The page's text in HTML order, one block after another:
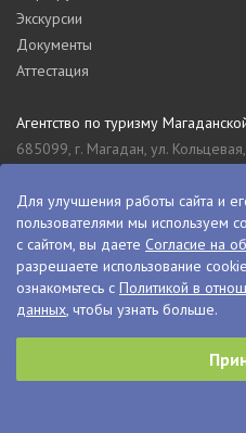
Экскурсии
Документы
Аттестация
Агентство по туризму
685099, г. Магадан, ул.
8 (4132) 61-76-67
Туристский информационный
685000, г. Магадан, ул.
visitkolyma@mail.ru
+7 (4132) 60-70-11
+7 (4132) 61-73-15
Для улучшения работы сайта и
пользователями мы используем
с сайтом, вы даете Согласие на
разрешаете использование
ознакомьтесь с Политикой в
данных, чтобы узнать больше.